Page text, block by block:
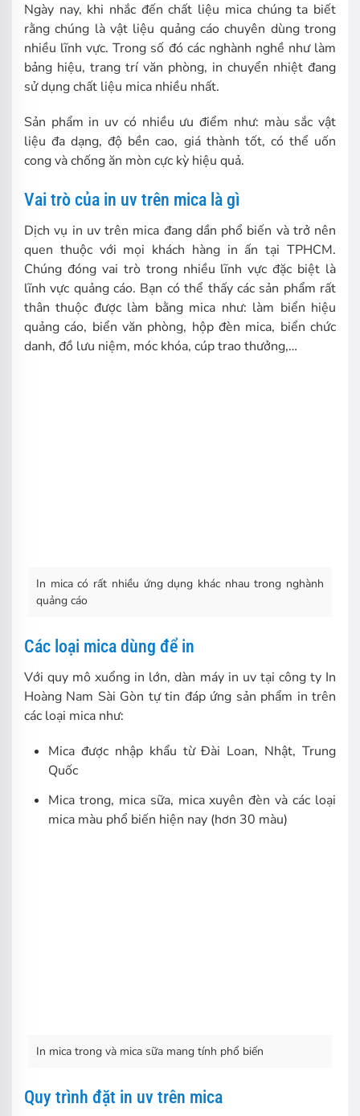
Ngày nay, khi nhắc đến chất liệu mica chúng ta biết
rằng chúng là vật liệu quảng cáo chuyên dùng trong
nhiều lĩnh vực. Trong số đó các nghành nghề như làm
bảng hiệu, trang trí văn phòng, in chuyển nhiệt đang
sử dụng chất liệu mica nhiều nhất.
Sản phẩm in uv có nhiều ưu điểm như: màu sắc vật
liệu đa dạng, độ bền cao, giá thành tốt, có thể uốn
cong và chống ăn mòn cực kỳ hiệu quả.
Vai trò của in uv trên mica là gì
Dịch vụ in uv trên mica đang dần phổ biến và trở nên
quen thuộc với mọi khách hàng in ấn tại TPHCM.
Chúng đóng vai trò trong nhiều lĩnh vực đặc biệt là
lĩnh vực quảng cáo. Bạn có thể thấy các sản phẩm rất
thân thuộc được làm bằng mica như: làm biển hiệu
quảng cáo, biển văn phòng, hộp đèn mica, biển chức
danh, đồ lưu niệm, móc khóa, cúp trao thưởng,…
In mica có rất nhiều ứng dụng khác nhau trong nghành
quảng cáo
Các loại mica dùng để in
Với quy mô xuổng in lớn, dàn máy in uv tại công ty In
Hoàng Nam Sài Gòn tự tin đáp ứng sản phẩm in trên
các loại mica như:
Mica được nhập khẩu từ Đài Loan, Nhật, Trung
Quốc
Mica trong, mica sữa, mica xuyên đèn và các loại
mica màu phổ biến hiện nay (hơn 30 màu)
In mica trong và mica sữa mang tính phổ biến
Quy trình đặt in uv trên mica